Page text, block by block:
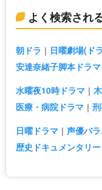
よく検索され
朝ドラ 日曜劇場(ド
安達奈緒子脚本ドラマ
水曜夜10時ドラマ
医療・病院ドラマ
日曜ドラマ
声優バ
歴史ドキュメンタリー